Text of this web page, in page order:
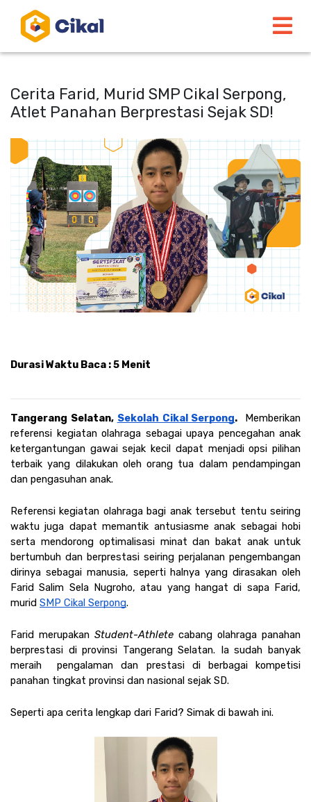
Cerita Farid, Murid SMP Cikal Serpong,
Atlet Panahan Berprestasi Sejak SD!
Durasi Waktu Baca : 5 Menit
Tangerang Selatan, Sekolah Cikal Serpong.
Memberikan
referensi kegiatan olahraga sebagai upaya pencegahan anak
ketergantungan gawai sejak kecil dapat menjadi opsi pilihan
terbaik yang dilakukan oleh orang tua dalam pendampingan
dan pengasuhan anak.
Referensi kegiatan olahraga bagi anak tersebut tentu seiring
waktu juga dapat memantik antusiasme anak sebagai hobi
serta mendorong optimalisasi minat dan bakat anak untuk
bertumbuh dan berprestasi seiring perjalanan pengembangan
dirinya sebagai manusia, seperti halnya yang dirasakan oleh
Farid Salim Sela Nugroho, atau yang hangat di sapa Farid,
murid SMP Cikal Serpong.
Farid merupakan Student-Athlete cabang olahraga panahan
berprestasi di provinsi Tangerang Selatan. Ia sudah banyak
meraih  pengalaman dan prestasi di berbagai kompetisi
panahan tingkat provinsi dan nasional sejak SD.
Seperti apa cerita lengkap dari Farid? Simak di bawah ini.